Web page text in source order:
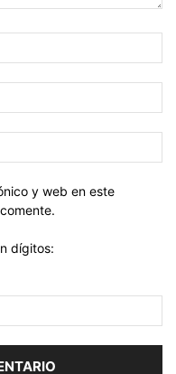
y web en este
dígitos: